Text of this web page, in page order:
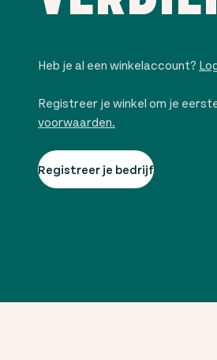
Heb je al een winkelaccount?
Registreer je winkel om je
voorwaarden.
Registreer je bedrijf